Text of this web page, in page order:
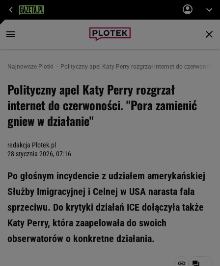
Najnowsze Plotki Polityczny apel Katy Perry rozgrzał internet do
Polityczny apel Katy Perry rozgrzał
internet do czerwoności. "Pora zamienić
gniew w działanie"
redakcja Plotek.pl
28 stycznia 2026, 07:16
Po głośnym incydencie z udziałem amerykańskiej
Służby Imigracyjnej i Celnej w USA narasta fala
sprzeciwu. Do krytyki działań ICE dołączyła także
Katy Perry, która zaapelowała do swoich
obserwatorów o konkretne działania.